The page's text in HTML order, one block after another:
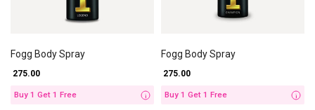
Fogg Body Spray
₹ 275.00
Buy 1 Get 1 Free i
Fogg Body Spray
₹ 275.00
Buy 1 Get 1 Free i